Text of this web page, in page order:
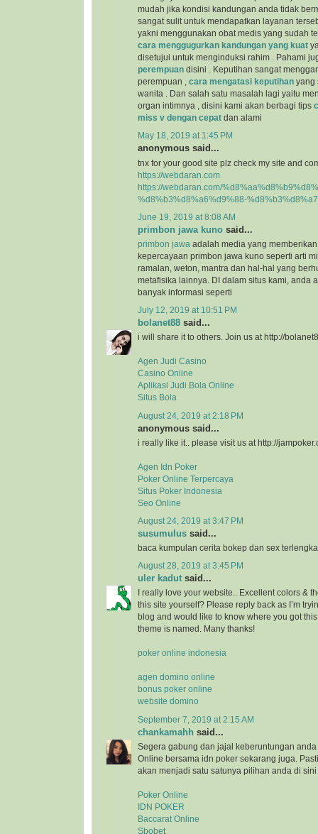
mudah jika kondisi kandungan anda tidak
sangat sulit untuk mendapatkan layanan
yakni menggunakan obat medis yang sudah
cara menggugurkan kandungan yang kuat
disetujui untuk menginduksi rahim . Pahami
perempuan disini . Keputihan sangat
perempuan , cara mengatasi keputihan yang
wanita . Dan salah satu masalah lagi yaitu
organ intimnya , disini kami akan berbagi tips
miss v dengan cepat dan alami
May 18, 2019 at 1:45 PM
anonymous said...
tnx for your good site plz check my site and
https://webdaran.com
https://webdaran.com/
%d8%b3%d8%a6%d9%88-
June 19, 2019 at 8:08 AM
primbon jawa kuno said...
primbon jawa adalah media yang
kepercayaan primbon jawa kuno seperti arti
ramalan, weton, mantra dan hal-hal yang
metafisika lainnya. DI dalam situs kami, anda
banyak informasi seperti
July 12, 2019 at 10:51 PM
bolanet88 said...
i will share it to others. Join us at http://
Agen Judi Casino
Casino Online
Aplikasi Judi Bola Online
Situs Bola
August 24, 2019 at 2:18 PM
anonymous said...
i really like it.. please visit us at http://
Agen Idn Poker
Poker Online Terpercaya
Situs Poker Indonesia
Seo Online
August 24, 2019 at 3:47 PM
susumulus said...
baca kumpulan cerita bokep dan sex
August 28, 2019 at 3:45 PM
uler kadut said...
I really love your website.. Excellent colors &
this site yourself? Please reply back as I’m
blog and would like to know where you got
theme is named. Many thanks!
poker online indonesia
agen domino online
bonus poker online
website domino
September 7, 2019 at 2:15 AM
chankamahh said...
Segera gabung dan jajal keberuntungan
Online bersama idn poker sekarang juga.
akan menjadi satu satunya pilihan anda di sini
Poker Online
IDN POKER
Baccarat Online
Sbobet